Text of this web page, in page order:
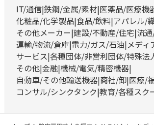
IT/通信 鉄鋼/金属/素材 医薬品/医療機
化粧品/化学製品 食品/飲料 アパレル/
その他メーカー 建設/不動産/住宅 流
運輸/物流/倉庫 電力/ガス/石油 メデ
サービス 各種団体/非営利団体/特殊法
その他 金融 機械/電気/精密機器
自動車/その他輸送機器 商社/卸 医療/
コンサル/シンクタンク 教育/各種スク